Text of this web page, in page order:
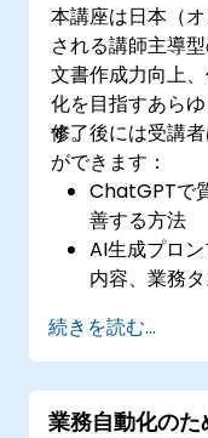
本講座は日本（
される講師主導
文書作成力向上
化を目指すあら
す。
修了後には受講
ができます：
ChatGPTで
善する方法
AI生成プロ
内容、業務
作成・分析す
生産性ツー
務の自動化
続きを読む...
業務自動化の